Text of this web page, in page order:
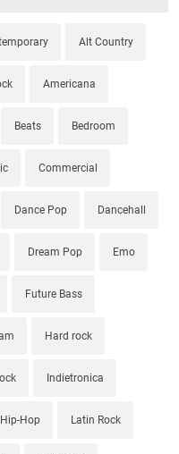
Alt Country
Americana
Beats Bedroom
Commercial
Dance Pop Dancehall
Dream Pop Emo
Future Bass
Hard rock
Indietronica
Hop Latin Rock